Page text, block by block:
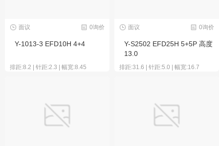
0询价
面议
Y-1013-3 EFD10H 4+4
排距:8.2 | 针距:2.3 | 幅宽:8.45
0询价
面议
Y-S2502 EFD25H 5+5P 高度
13.0
排距:31.6 | 针距:5.0 | 幅宽:16.7